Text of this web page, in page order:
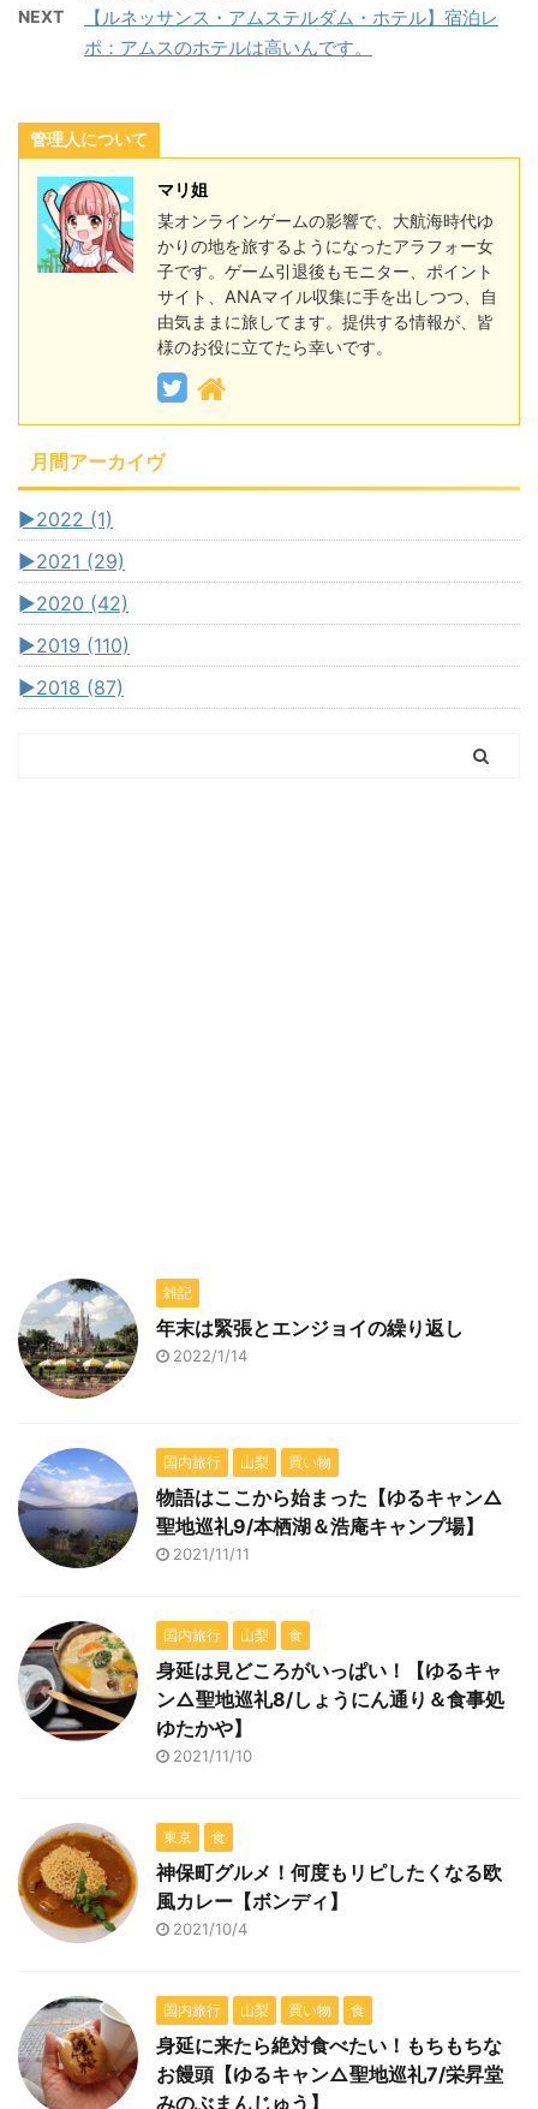
NEXT
【ルネッサンス・アムステルダム・ホテル】宿泊レ
ポ：アムスのホテルは高いんです。
管理人について
マリ姐
某オンラインゲームの影響で、大航海時代ゆ
かりの地を旅するようになったアラフォー女
子です。ゲーム引退後もモニター、ポイント
サイト、ANAマイル収集に手を出しつつ、自
由気ままに旅してます。提供する情報が、皆
様のお役に立てたら幸いです。
月間アーカイヴ
►2022 (1)
►2021 (29)
►2020 (42)
►2019 (110)
►2018 (87)
雑記
年末は緊張とエンジョイの繰り返し
2022/1/14
国内旅行 山梨 買い物
物語はここから始まった【ゆるキャン△
聖地巡礼9/本栖湖＆浩庵キャンプ場】
2021/11/11
国内旅行 山梨 食
身延は見どころがいっぱい！【ゆるキャ
ン△聖地巡礼8/しょうにん通り＆食事処
ゆたかや】
2021/11/10
東京 食
神保町グルメ！何度もリピしたくなる欧
風カレー【ボンディ】
2021/10/4
国内旅行 山梨 買い物 食
身延に来たら絶対食べたい！もちもちな
お饅頭【ゆるキャン△聖地巡礼7/栄昇堂
みのぶまんじゅう】